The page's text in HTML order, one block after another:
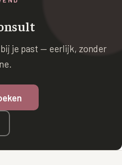
je past — eerlijk, zonder